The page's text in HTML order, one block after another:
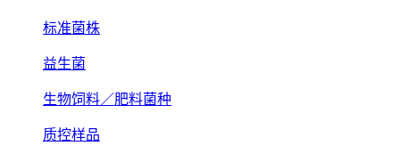
标准菌株
益生菌
生物饲料／肥料菌种
质控样品